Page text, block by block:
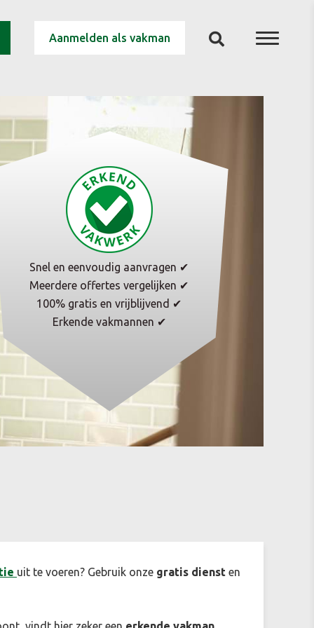
Aanmelden als vakman
Snel en eenvoudig aanvragen ✔
Meerdere offertes vergelijken ✔
100% gratis en vrijblijvend ✔
Erkende vakmannen ✔
uit te voeren? Gebruik onze gratis dienst en